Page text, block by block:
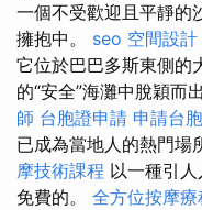
一個不受歡迎且平靜的
擁抱中。 seo 空間設計
它位於巴巴多斯東側的
的“安全”海灘中脫穎而
師 台胞證申請 申請台
已成為當地人的熱門場
摩技術課程 以一種引
免費的。 全方位按摩療